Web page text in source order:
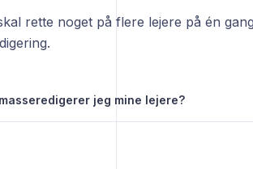
rette noget på flere lejere på én
jeg mine lejere?